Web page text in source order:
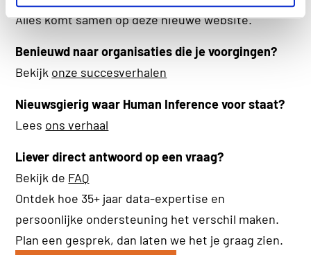
Alles komt samen op deze nieuwe website.
Benieuwd naar organisaties die je voorgingen?
Bekijk onze succesverhalen
Nieuwsgierig waar Human Inference voor staat?
Lees ons verhaal
Liever direct antwoord op een vraag?
Bekijk de FAQ
Ontdek hoe 35+ jaar data-expertise en
persoonlijke ondersteuning het verschil maken.
Plan een gesprek, dan laten we het je graag zien.